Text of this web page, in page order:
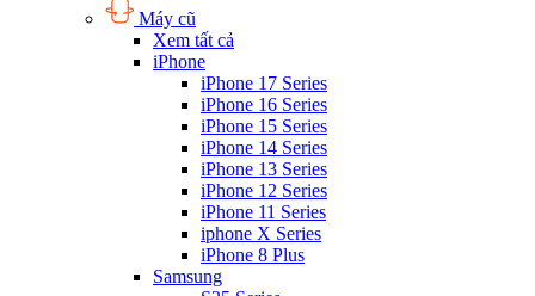
Máy cũ
Xem tất cả
iPhone
iPhone 17 Series
iPhone 16 Series
iPhone 15 Series
iPhone 14 Series
iPhone 13 Series
iPhone 12 Series
iPhone 11 Series
iphone X Series
iPhone 8 Plus
Samsung